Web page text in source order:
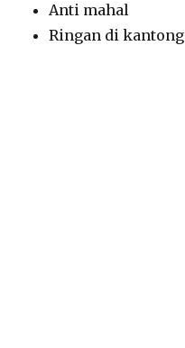
Anti mahal
Ringan di kantong